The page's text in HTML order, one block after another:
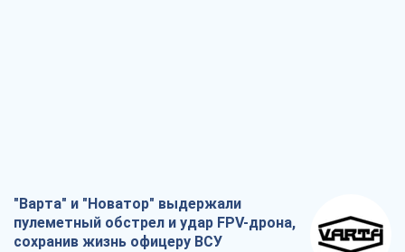
"Варта" и "Новатор" выдержали
пулеметный обстрел и удар FPV-дрона,
сохранив жизнь офицеру ВСУ